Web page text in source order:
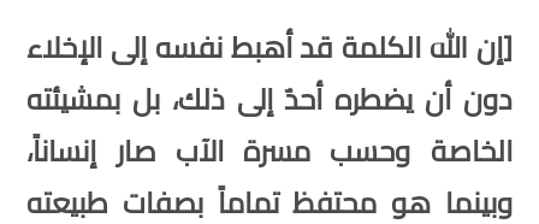
[إن الله الكلمة قد أهبط نفسه إلى الإخلاء
دون أن يضطره أحدٌ إلى ذلك، بل بمشيئته
الخاصة وحسب مسرة الآب صار إنساناً،
وبينما هو محتفظ تماماً بصفات طبيعته